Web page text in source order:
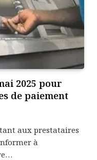
2025 pour
de paiement
aux prestataires
à